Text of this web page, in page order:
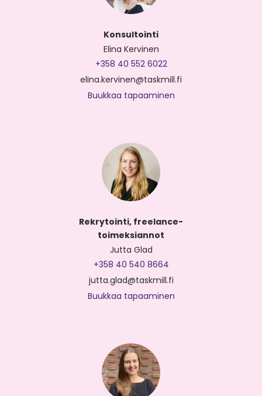
Konsultointi
Elina Kervinen
+358 40 552 6022
elina.kervinen@taskmill.fi
Buukkaa tapaaminen
Rekrytointi, freelance-
toimeksiannot
Jutta Glad
+358 40 540 8664
jutta.glad@taskmill.fi
Buukkaa tapaaminen